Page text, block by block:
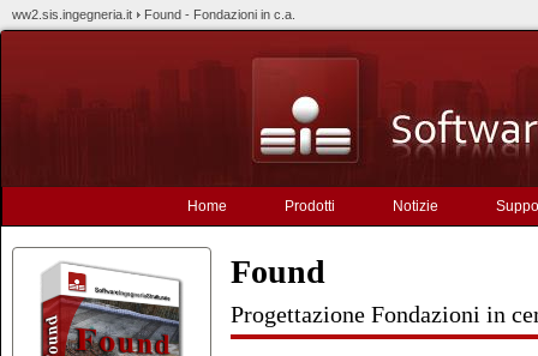
ww2.sis.ingegneria.it Found - Fondazioni in c.a.
Home Prodotti Notizie
Found
Progettazione Fondazioni in